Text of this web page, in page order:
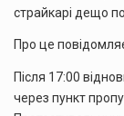
страйкарі дещо
Про це
Після 17:00
через пункт